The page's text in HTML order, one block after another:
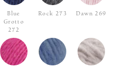
Blue
Grotto
272
Rock 273 Dawn 269